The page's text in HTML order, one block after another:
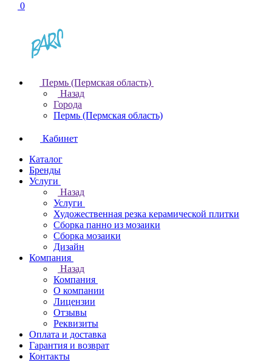
0
Пермь (Пермская область)
Назад
Города
Пермь (Пермская область)
Кабинет
Каталог
Бренды
Услуги
Назад
Услуги
Художественная резка керамической плитки
Сборка панно из мозаики
Сборка мозаики
Дизайн
Компания
Назад
Компания
О компании
Лицензии
Отзывы
Реквизиты
Оплата и доставка
Гарантия и возврат
Контакты